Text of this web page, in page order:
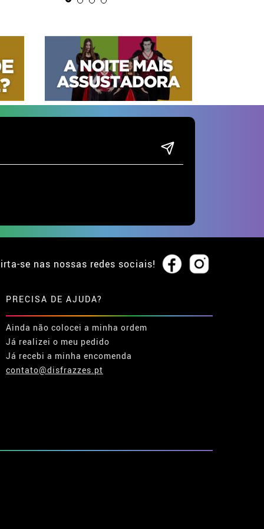
se nas nossas redes sociais!
PRECISA DE AJUDA?
Ainda não colocei a minha ordem
Já realizei o meu pedido
Já recebi a minha encomenda
contato@disfrazzes.pt